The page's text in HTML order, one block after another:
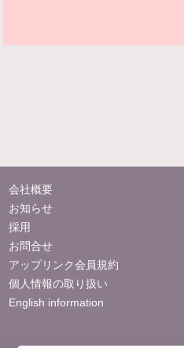
会社概要
お知らせ
採用
お問合せ
アップリンク会員規約
個人情報の取り扱い
English information